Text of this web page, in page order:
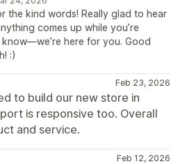
the kind words! Really glad to hear
comes up while you’re
here for you. Good
:)
Feb 23, 2026
to build our new store in
is responsive too. Overall
and service.
Feb 12, 2026